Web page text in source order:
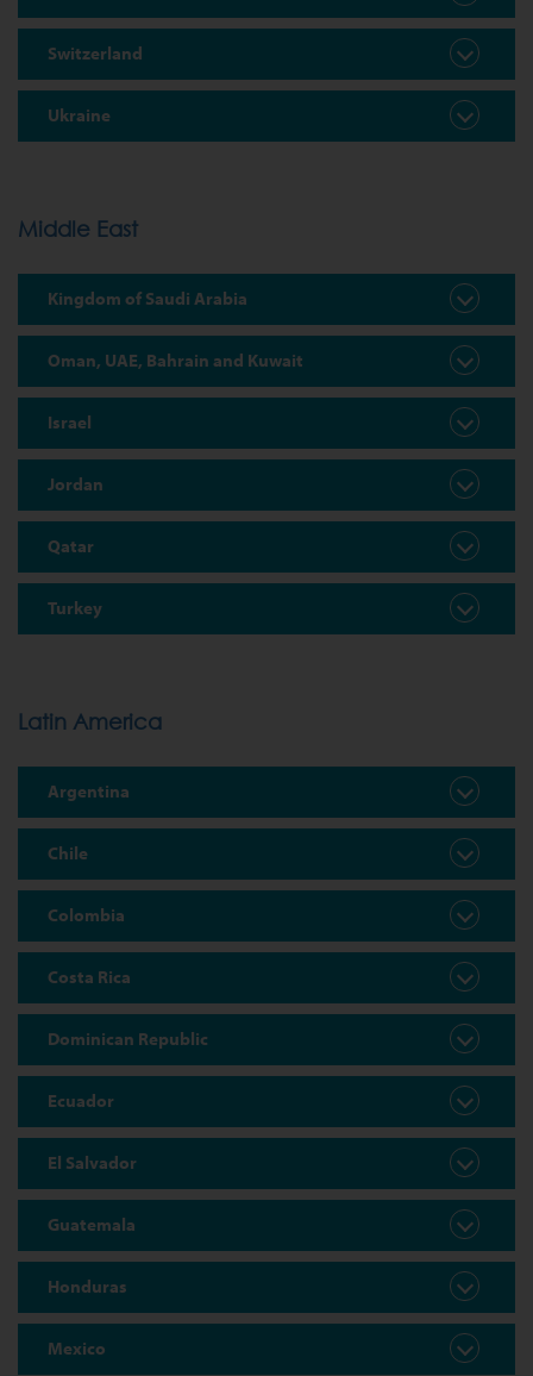
Switzerland
Ukraine
Middle East
Kingdom of Saudi Arabia
Oman, UAE, Bahrain and Kuwait
Israel
Jordan
Qatar
Turkey
Latin America
Argentina
Chile
Colombia
Costa Rica
Dominican Republic
Ecuador
El Salvador
Guatemala
Honduras
Mexico